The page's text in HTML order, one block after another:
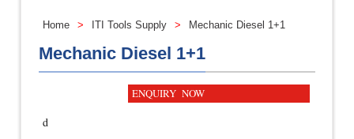
Home > ITI Tools Supply > Mechanic Diesel 1+1
Mechanic Diesel 1+1
ENQUIRY NOW
d